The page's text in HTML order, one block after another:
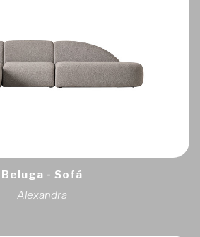
Beluga - Sofá
Alexandra